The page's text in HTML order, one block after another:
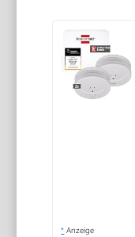
* Anzeige